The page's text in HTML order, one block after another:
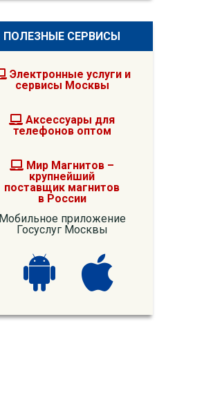
ПОЛЕЗНЫЕ СЕРВИСЫ
Электронные услуги и
сервисы Москвы
Аксессуары для
телефонов оптом
Мир Магнитов –
крупнейший
поставщик магнитов
в России
Мобильное приложение
Госуслуг Москвы